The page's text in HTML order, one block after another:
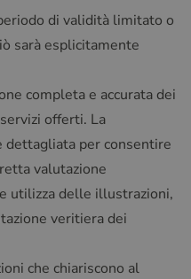
di validità limitato o
sarà esplicitamente
completa e accurata dei
offerti. La
dettagliata per consentire
valutazione
utilizza delle illustrazioni,
veritiera dei
che chiariscono al